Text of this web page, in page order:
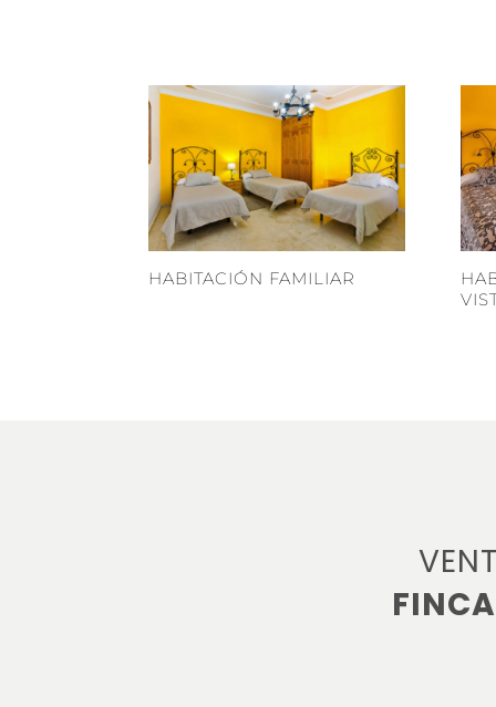
HABITACIÓN FAMILIAR